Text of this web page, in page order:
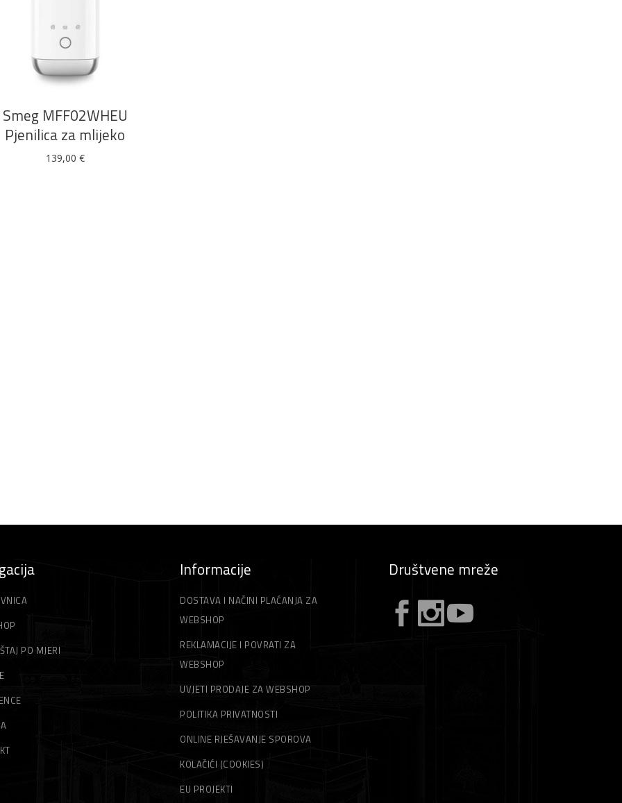
DODAJ U KOŠARICU
Smeg MFF02WHEU
Pjenilica za mlijeko
139,00 €
PO MJERI
Informacije
DOSTAVA I NAČINI PLAĆANJA ZA
WEBSHOP
REKLAMACIJE I POVRATI ZA
WEBSHOP
UVJETI PRODAJE ZA WEBSHOP
POLITIKA PRIVATNOSTI
ONLINE RJEŠAVANJE SPOROVA
KOLAČIĆI (COOKIES)
EU PROJEKTI
Društvene mreže